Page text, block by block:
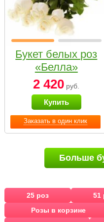
Заказать в один клик
Букет белых роз
«Белла»
2 420 руб.
Купить
Больше
25 роз 51
Розы в корзине